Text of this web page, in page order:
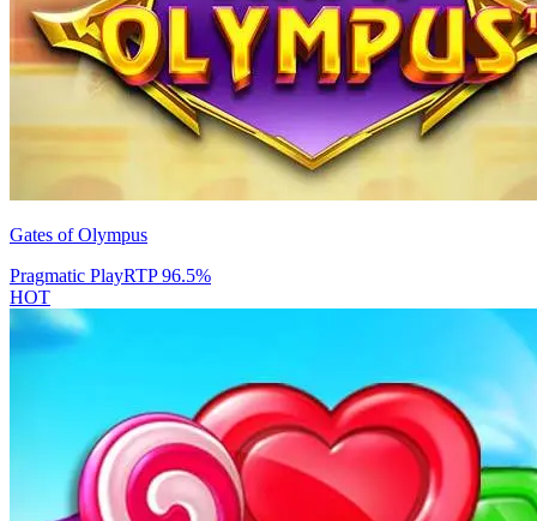
Gates of Olympus
Pragmatic PlayRTP96.5%
HOT